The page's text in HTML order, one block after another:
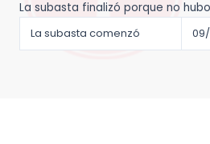
La subasta finalizó porque no
La subasta comenzó